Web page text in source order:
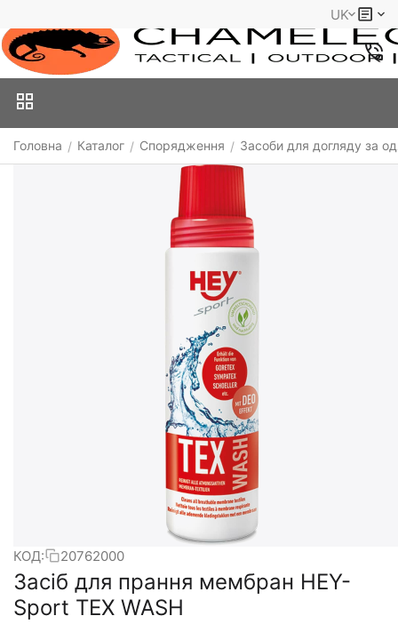
UK
Головна / Каталог / Спорядження / Засоби для догляду за
КОД: 20762000
Засіб для прання мембран HEY-
Sport TEX WASH